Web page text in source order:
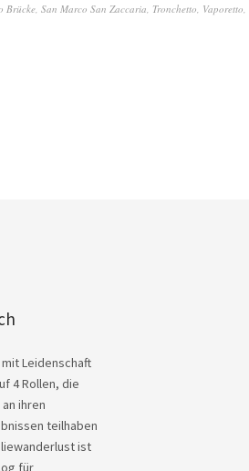
Brücke, San Marco San Zaccaria, Tronchetto, Vaporetto,
Leidenschaft
4 Rollen, die
ihren
teilhaben
ist
für